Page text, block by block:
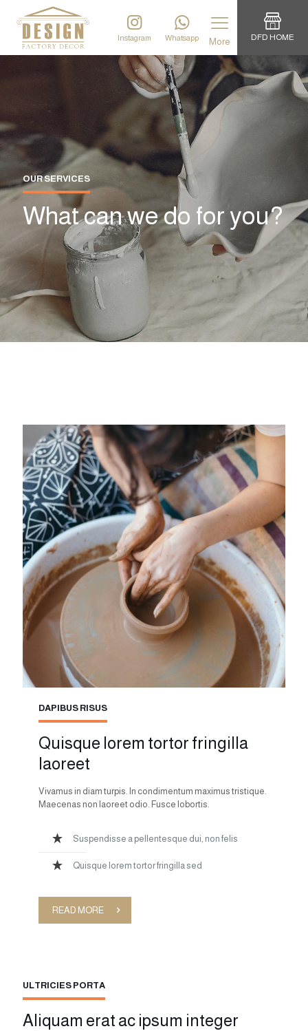
Instagram Whatsapp More DFD HOME
OUR SERVICES
What can we do for you?
DAPIBUS RISUS
Quisque lorem tortor fringilla
laoreet
Vivamus in diam turpis. In condimentum maximus tristique.
Maecenas non laoreet odio. Fusce lobortis.
Suspendisse a pellentesque dui, non felis
Quisque lorem tortor fringilla sed
READ MORE
ULTRICIES PORTA
Aliquam erat ac ipsum integer